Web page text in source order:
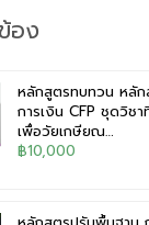
อง
หลักสูตรทบทวน หลัก
การเงิน CFP ชุดวิช
เพื่อวัยเกษียณ…
฿10,000